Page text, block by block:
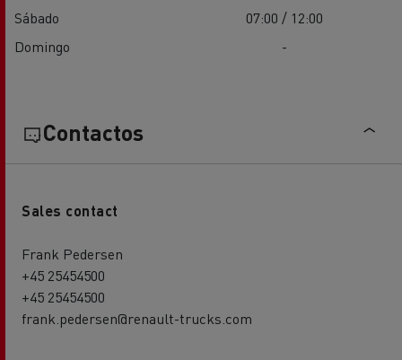
Sábado
07:00 / 12:00
Domingo
-
Contactos
Sales contact
Frank Pedersen
+45 25454500
+45 25454500
frank.pedersen@renault-trucks.com